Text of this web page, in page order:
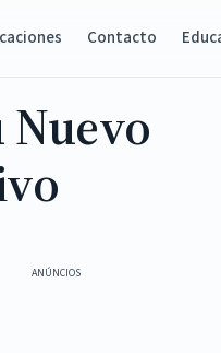
Contacto
Nuevo
ANÚNCIOS